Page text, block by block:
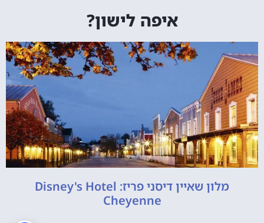
איפה לישון?
מלון שאיין דיסני פריז: Disney's Hotel
Cheyenne